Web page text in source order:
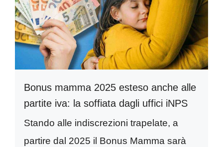
Bonus mamma 2025 esteso anche alle
partite iva: la soffiata dagli uffici iNPS
Stando alle indiscrezioni trapelate, a
partire dal 2025 il Bonus Mamma sarà